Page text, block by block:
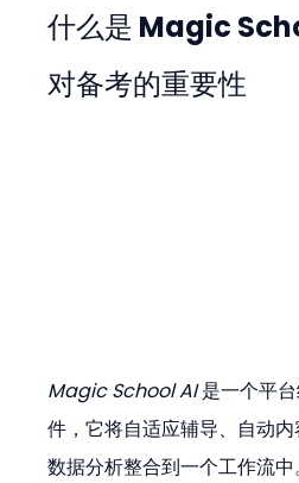
什么是 Magic
对备考的重要性
Magic School AI 是一个平
件，它将自适应辅导、自动
数据分析整合到一个工作流